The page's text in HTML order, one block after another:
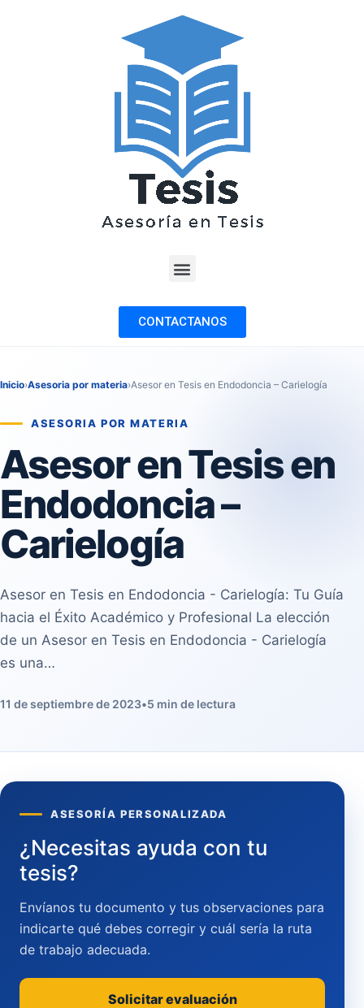
CONTACTANOS
Inicio›Asesoria por materia›Asesor en Tesis en Endodoncia – Carielogía
ASESORIA POR MATERIA
Asesor en Tesis en
Endodoncia –
Carielogía
Asesor en Tesis en Endodoncia - Carielogía: Tu Guía
hacia el Éxito Académico y Profesional La elección
de un Asesor en Tesis en Endodoncia - Carielogía
es una…
11 de septiembre de 2023•5 min de lectura
ASESORÍA PERSONALIZADA
¿Necesitas ayuda con tu
tesis?
Envíanos tu documento y tus observaciones para
indicarte qué debes corregir y cuál sería la ruta
de trabajo adecuada.
Solicitar evaluación